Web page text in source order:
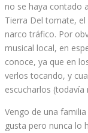
no se haya contado
Tierra Del tomate,
narco tráfico. Por
musical local, en
conoce, ya que en
verlos tocando, y
escucharlos (todavía
Vengo de una
gusta pero nunca lo